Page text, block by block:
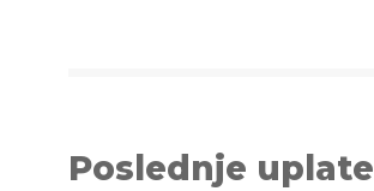
Poslednje uplate